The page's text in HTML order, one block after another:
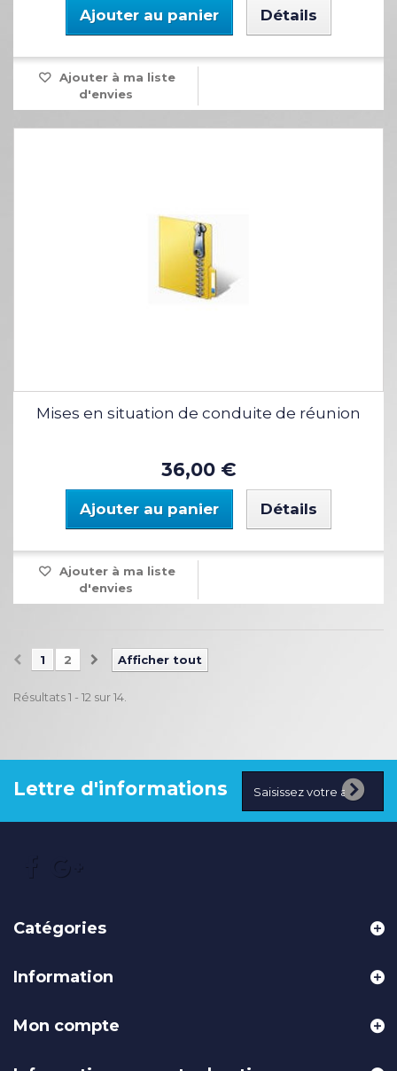
Ajouter au panier Détails
Ajouter à ma liste
d'envies
Mises en situation de conduite de réunion
36,00 €
Ajouter au panier Détails
Ajouter à ma liste
d'envies
Afficher tout
1 2
Résultats 1 - 12 sur 14.
Lettre d'informations
Catégories
Information
Mon compte